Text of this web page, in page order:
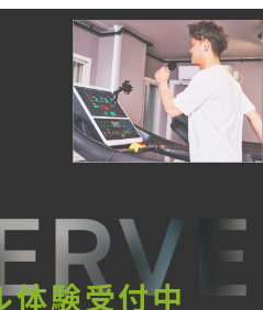
体験受付中